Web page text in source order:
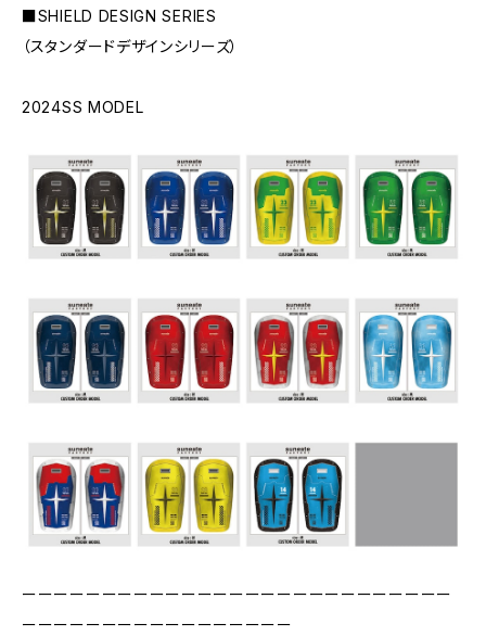
■SHIELD DESIGN SERIES
（スタンダードデザインシリーズ）
2024SS MODEL
ーーーーーーーーーーーーーーーーーーーーーーーーーーー
ーーーーーーーーーーーーーーーーー